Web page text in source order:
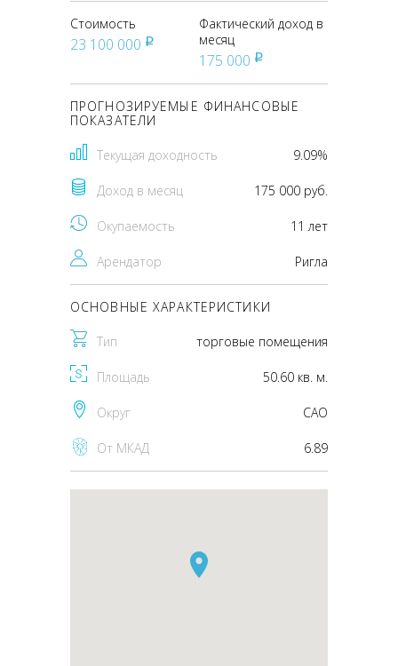
Стоимость
23 100 000 pуб
Фактический доход в
месяц
175 000 pуб
ПРОГНОЗИРУЕМЫЕ ФИНАНСОВЫЕ
ПОКАЗАТЕЛИ
Текущая доходность 9.09%
Доход в месяц 175 000 руб.
Окупаемость 11 лет
Арендатор Ригла
ОСНОВНЫЕ ХАРАКТЕРИСТИКИ
Тип торговые помещения
Площадь 50.60 кв. м.
Округ CАО
От МКАД 6.89